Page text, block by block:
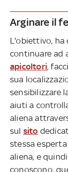
Arginare il
L'obiettivo, ha
continuare ad
apicoltori,
sua
sensibilizzare
aiuti a
aliena
sul sito
stessa esperta
aliena, e
conoscono,